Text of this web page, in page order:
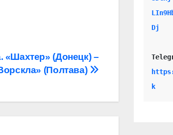
«Шахтер» (Донецк) –
(Полтава)
Dj
k